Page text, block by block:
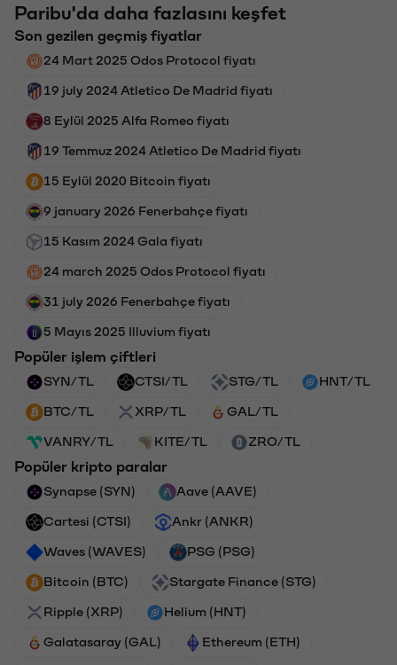
Paribu'da daha fazlasını keşfet
Son gezilen geçmiş fiyatlar
24 Mart 2025 Odos Protocol fiyatı
19 july 2024 Atletico De Madrid fiyatı
8 Eylül 2025 Alfa Romeo fiyatı
19 Temmuz 2024 Atletico De Madrid fiyatı
15 Eylül 2020 Bitcoin fiyatı
9 january 2026 Fenerbahçe fiyatı
15 Kasım 2024 Gala fiyatı
24 march 2025 Odos Protocol fiyatı
31 july 2026 Fenerbahçe fiyatı
5 Mayıs 2025 Illuvium fiyatı
Popüler işlem çiftleri
SYN/TL CTSI/TL STG/TL HNT/TL
BTC/TL XRP/TL GAL/TL
VANRY/TL KITE/TL ZRO/TL
Popüler kripto paralar
Synapse (SYN) Aave (AAVE)
Cartesi (CTSI) Ankr (ANKR)
Waves (WAVES) PSG (PSG)
Bitcoin (BTC) Stargate Finance (STG)
Ripple (XRP) Helium (HNT)
Galatasaray (GAL) Ethereum (ETH)